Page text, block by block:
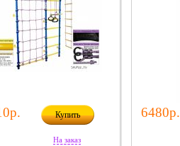
Купить
На заказ
6480р.